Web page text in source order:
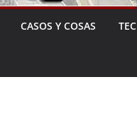
CASOS Y COSAS